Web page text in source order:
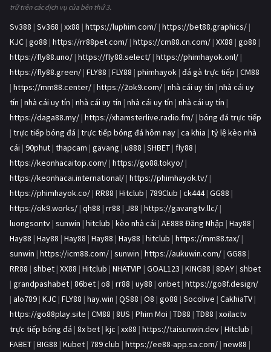
trữ trên các dịch vụ của bên thứ 3.
Sv388 | Sv368 | xx88 | https://luphim.com/ | https://bet88.graphics/ |
KJC | go88 | https://rr88pet.com/ | https://cm88.cn.com/ | XX88 | go88 |
https://fly88.uno/ | https://fly88.select/ | https://phimhayok.onl/ |
https://fly88.green/ | FLY88 | FLY88 | phimhayok | đá gà trực tiếp | CM88
| https://mm88.center/ | https://2ok9.com/ | nhà cái uy tín | nhà cái uy
tín | nhà cái uy tín | nhà cái uy tín | nhà cái uy tín | nhà cái uy tín |
https://daga88.my/ | https://xhamsterlive.radio.fm/ | bóng đá trực tiếp
| trực tiếp bóng đá | trực tiếp bóng đá hôm nay | ca khia | tỷ lệ kèo nhà
cái | 90phut | thapcam | gavang | u888 | SHBET | fly88 |
https://keonhacaitop.com/ | https://go88.tokyo/ |
https://keonhacai.international/ | https://phimhayok.tv/ |
https://phimhayok.co/ | RR88 | Hitclub | 789Club | ck444| GG88 |
https://ok9.works/ | qh88 | rr88 | J88 | https://gavangtv.llc/ |
luongsontv | sunwin | hitclub | kèo nhà cái | AE888 Đăng Nhập | Hay88 |
Hay88 | Hay88 | Hay88 | Hay88 | Hay88 | hitclub | https://mm88.tax/ |
sunwin | https://icm88.com/ | sunwin | https://aukuwin.com/ | GG88 |
RR88 | shbet | XX88 | Hitclub | NHATVIP | GOAL123 | KING88 | 8DAY | shbet
| grandpashabet | 86bet | o8 | rr88 | uy88 | onbet | https://go8f.design/
| alo789 | KJC | FLY88 | hay.win | QS88 | O8 | go88 | Socolive | CakhiaTV |
https://go88play.site | CM88 | 8US | Phim Moi | TD88 | TD88 | xoilactv
trực tiếp bóng đá | 8x bet | kjc | xx88 | https://taisunwin.dev | Hitclub |
FABET | BIG88 | Kubet | 789 club | https://ee88-app.sa.com/ | new88 |